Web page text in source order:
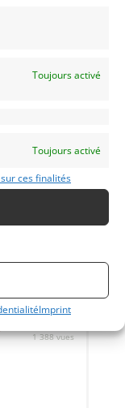
Toujours activé
Toujours activé
ces finalités
Imprint
1 388 vues